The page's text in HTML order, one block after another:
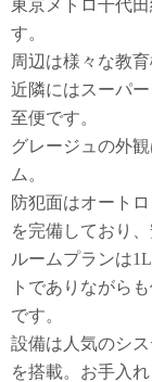
東京メトロ千代
す。
周辺は様々な教
近隣にはスーパ
至便です。
グレージュの外
ム。
防犯面はオート
を完備しており
ルームプランは
トでありながら
です。
設備は人気のシ
を搭載。お手入